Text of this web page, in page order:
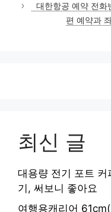
대한항공 예약 전
편 예약과
최신 글
대용량 전기 포트
기, 써보니 좋아요
여행용캐리어